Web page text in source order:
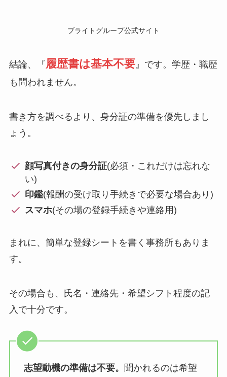
ブライトグループ公式サイト
結論、『履歴書は基本不要』です。学歴・職歴
も問われません。
書き方を調べるより、身分証の準備を優先しまし
ょう。
顔写真付きの身分証(必須・これだけは忘れな
い)
印鑑(報酬の受け取り手続きで必要な場合あり)
スマホ(その場の登録手続きや連絡用)
まれに、簡単な登録シートを書く事務所もありま
す。
その場合も、氏名・連絡先・希望シフト程度の記
入で十分です。
志望動機の準備は不要。 聞かれるのは希望